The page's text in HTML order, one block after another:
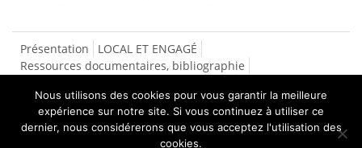
Présentation
LOCAL ET ENGAGÉ
Ressources documentaires, bibliographie
CONTACTS/INSCRIPTIONS LES RECETTES
NOS PRODUCTEURS
ASPERGES
Nous utilisons des cookies pour vous garantir la meilleure
expérience sur notre site. Si vous continuez à utiliser ce
dernier, nous considérerons que vous acceptez l'utilisation des
cookies.